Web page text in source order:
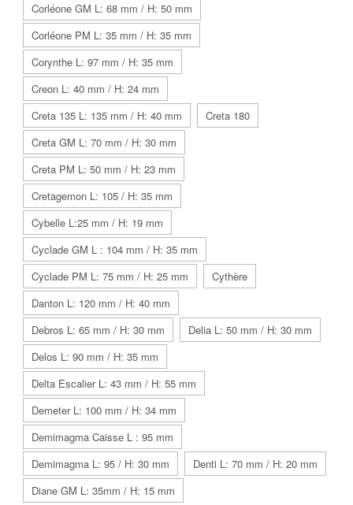
Corléone GM L: 68 mm / H: 50 mm
Corléone PM L: 35 mm / H: 35 mm
Corynthe L: 97 mm / H: 35 mm
Creon L: 40 mm / H: 24 mm
Creta 135 L: 135 mm / H: 40 mm
Creta 180
Creta GM L: 70 mm / H: 30 mm
Creta PM L: 50 mm / H: 23 mm
Cretagemon L: 105 / H: 35 mm
Cybelle L:25 mm / H: 19 mm
Cyclade GM L : 104 mm / H: 35 mm
Cyclade PM L: 75 mm / H: 25 mm
Cythère
Danton L: 120 mm / H: 40 mm
Debros L: 65 mm / H: 30 mm
Delia L: 50 mm / H: 30 mm
Delos L: 90 mm / H: 35 mm
Delta Escalier L: 43 mm / H: 55 mm
Demeter L: 100 mm / H: 34 mm
Demimagma Caisse L : 95 mm
Demimagma L: 95 / H: 30 mm
Denti L: 70 mm / H: 20 mm
Diane GM L: 35mm / H: 15 mm